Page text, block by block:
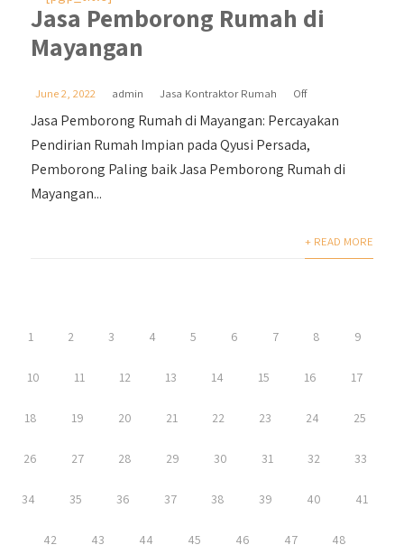
Jasa Pemborong Rumah di
Mayangan
June 2, 2022 admin Jasa Kontraktor Rumah Off
Jasa Pemborong Rumah di Mayangan: Percayakan
Pendirian Rumah Impian pada Qyusi Persada,
Pemborong Paling baik Jasa Pemborong Rumah di
Mayangan...
+ READ MORE
1 2 3 4 5 6 7 8 9
10 11 12 13 14 15 16 17
18 19 20 21 22 23 24 25
26 27 28 29 30 31 32 33
34 35 36 37 38 39 40 41
42 43 44 45 46 47 48